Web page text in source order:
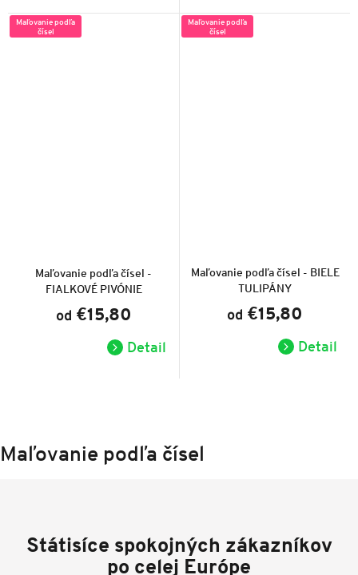
Maľovanie podľa
čísel
Maľovanie podľa čísel -
FIALKOVÉ PIVÓNIE
od €15,80
Detail
Maľovanie podľa
čísel
Maľovanie podľa čísel - BIELE
TULIPÁNY
produktu
je
5,0
5
hviezdičiek.
od €15,80
Detail
Maľovanie podľa čísel
Státisíce spokojných zákazníkov
po celej Európe